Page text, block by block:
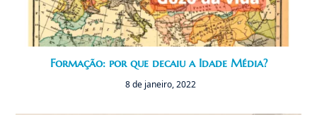
Formação: por que decaiu a Idade Média?
8 de janeiro, 2022